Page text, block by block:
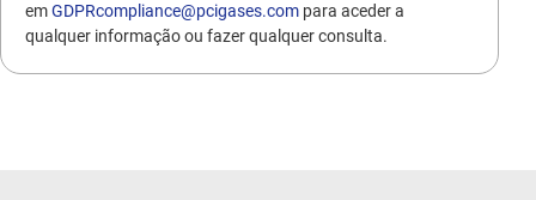
emGDPRcompliance@pcigases.com para aceder a
qualquer informação ou fazer qualquer consulta.